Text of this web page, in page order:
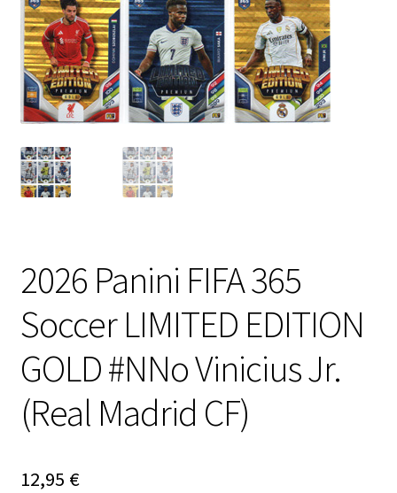
2026 Panini FIFA 365
Soccer LIMITED EDITION
GOLD #NNo Vinicius Jr.
(Real Madrid CF)
12,95 €